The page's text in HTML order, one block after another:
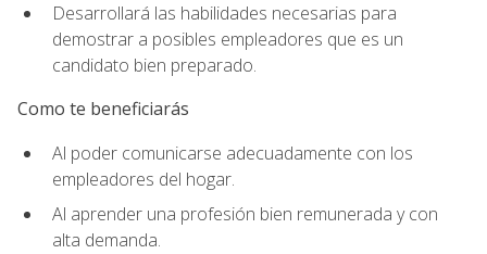
Desarrollará las habilidades necesarias para
demostrar a posibles empleadores que es un
candidato bien preparado.
Como te beneficiarás
Al poder comunicarse adecuadamente con los
empleadores del hogar.
Al aprender una profesión bien remunerada y con
alta demanda.